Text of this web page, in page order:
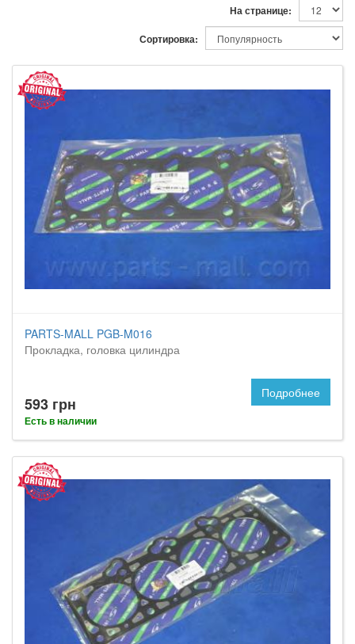
На странице:
Сортировка:
PARTS-MALL PGB-M016
Прокладка, головка цилиндра
593 грн
Есть в наличии
Подробнее